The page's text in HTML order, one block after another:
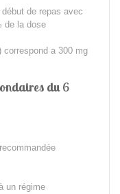
de repas avec
de la dose
correspond a 300 mg
du 6
un régime